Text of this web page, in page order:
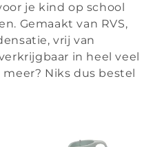
je kind op school
Gemaakt van RVS,
vrij van
in heel veel
Niks dus bestel